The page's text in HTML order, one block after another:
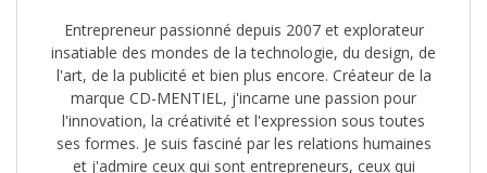
Entrepreneur passionné depuis 2007 et explorateur
insatiable des mondes de la technologie, du design, de
l'art, de la publicité et bien plus encore. Créateur de la
marque CD-MENTIEL, j'incarne une passion pour
l'innovation, la créativité et l'expression sous toutes
ses formes. Je suis fasciné par les relations humaines
et j'admire ceux qui sont entrepreneurs, ceux qui